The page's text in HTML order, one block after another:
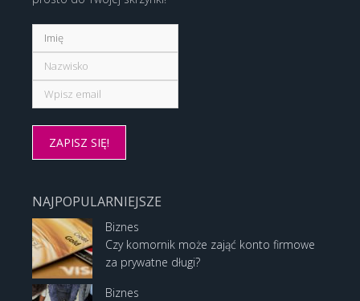
NAJPOPULARNIEJSZE
Biznes
Czy komornik może zająć konto firmowe
za prywatne długi?
Biznes